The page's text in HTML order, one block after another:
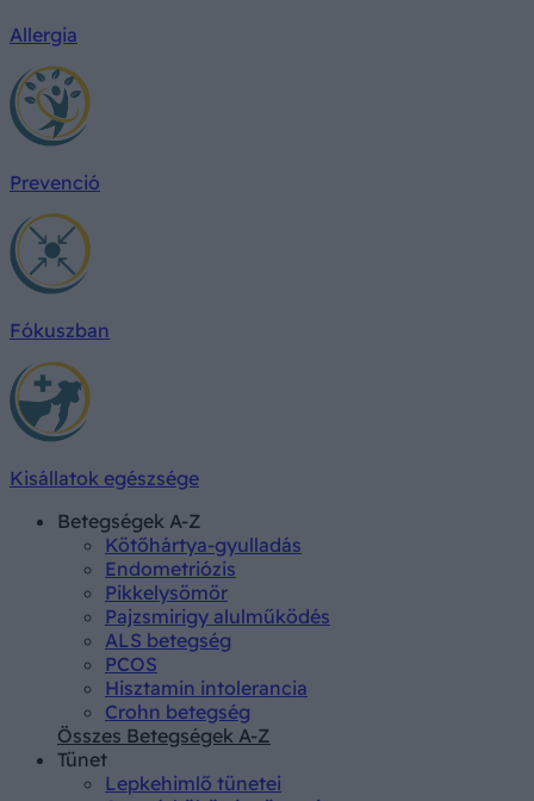
Allergia
Prevenció
Fókuszban
Kisállatok egészsége
Betegségek A-Z
Kötőhártya-gyulladás
Endometriózis
Pikkelysömör
Pajzsmirigy alulműködés
ALS betegség
PCOS
Hisztamin intolerancia
Crohn betegség
Összes Betegségek A-Z
Tünet
Lepkehimlő tünetei